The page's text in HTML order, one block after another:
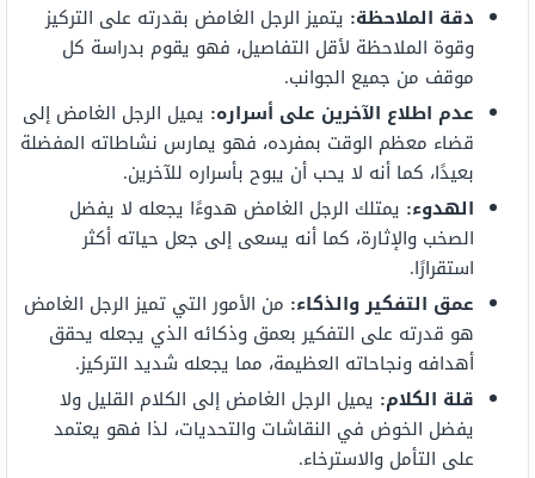
دقة الملاحظة: يتميز الرجل الغامض بقدرته على التركيز
وقوة الملاحظة لأقل التفاصيل، فهو يقوم بدراسة كل
موقف من جميع الجوانب.
عدم اطلاع الآخرين على أسراره: يميل الرجل الغامض إلى
قضاء معظم الوقت بمفرده، فهو يمارس نشاطاته المفضلة
بعيدًا، كما أنه لا يحب أن يبوح بأسراره للآخرين.
الهدوء: يمتلك الرجل الغامض هدوءًا يجعله لا يفضل
الصخب والإثارة، كما أنه يسعى إلى جعل حياته أكثر
استقرارًا.
عمق التفكير والذكاء: من الأمور التي تميز الرجل الغامض
هو قدرته على التفكير بعمق وذكائه الذي يجعله يحقق
أهدافه ونجاحاته العظيمة، مما يجعله شديد التركيز.
قلة الكلام: يميل الرجل الغامض إلى الكلام القليل ولا
يفضل الخوض في النقاشات والتحديات، لذا فهو يعتمد
على التأمل والاسترخاء.